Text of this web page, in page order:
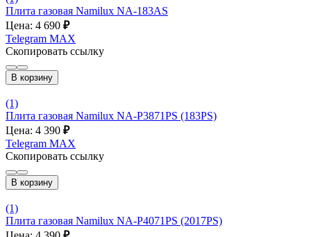
Плита газовая Namilux NA-183AS
Цена: 4 690 ₽
Telegram MAX
Скопировать ссылку
В корзину
(1)
Плита газовая Namilux NA-P3871PS (183PS)
Цена: 4 390 ₽
Telegram MAX
Скопировать ссылку
В корзину
(1)
Плита газовая Namilux NA-P4071PS (2017PS)